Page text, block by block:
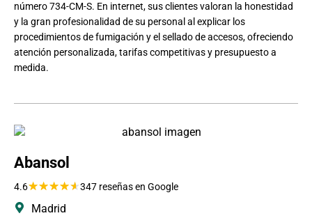
número 734-CM-S. En internet, sus clientes valoran la honestidad
y la gran profesionalidad de su personal al explicar los
procedimientos de fumigación y el sellado de accesos, ofreciendo
atención personalizada, tarifas competitivas y presupuesto a
medida.
Abansol
4.6★★★★★347 reseñas en Google
Madrid